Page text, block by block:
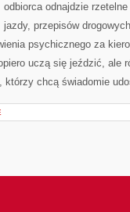
odbiorca odnajdzie
jazdy, przepisów
psychicznego za
uczą się jeździć, ale
którzy chcą świadomie